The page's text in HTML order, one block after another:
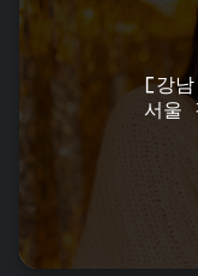
[강
서울